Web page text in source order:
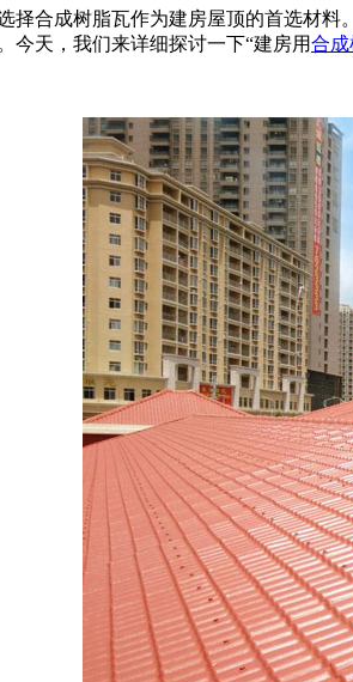
择合成树脂瓦作为建房屋顶的首选材
今天，我们来详细探讨一下“建房用合